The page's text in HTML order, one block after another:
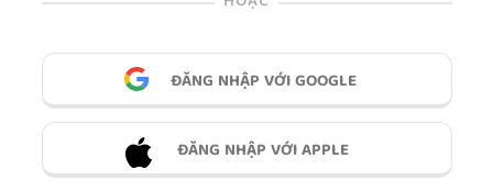
ĐĂNG NHẬP VỚI GOOGLE
ĐĂNG NHẬP VỚI APPLE